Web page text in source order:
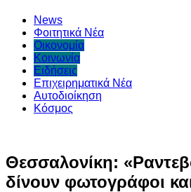
News
Φοιτητικά Νέα
Οικονομία
Κοινωνία
Ειδήσεις
Επιχειρηματικά Νέα
Αυτοδιοίκηση
Κόσμος
Θεσσαλονίκη:
δίνουν φωτογράφοι